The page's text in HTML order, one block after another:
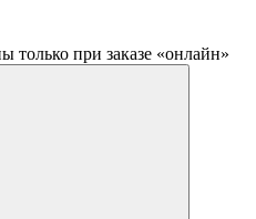
только при заказе «онлайн»